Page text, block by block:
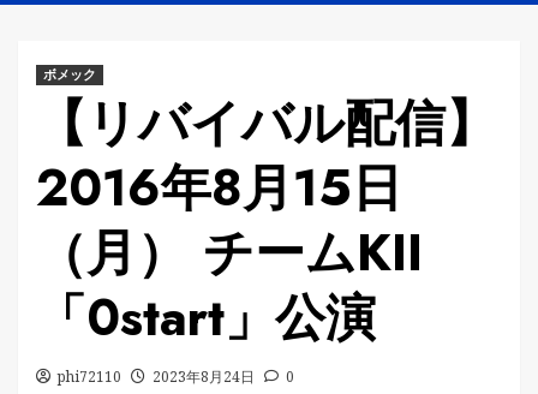
ボメック
【リバイバル配信】
2016年8月15日
（月） チームKII
「0start」公演
phi72110 2023年8月24日 0